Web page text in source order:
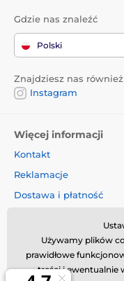
Gdzie nas znaleźć
Polski
Znajdziesz nas
Instagram
Więcej informacji
Kontakt
Reklamacje
Dostawa i płatność
RegulaminUżywamy plików
prawidłowe
treści i ewentualnie